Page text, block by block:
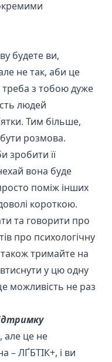
будете ви,
не так, аби це
треба з тобою дуже
людей
Тим більше,
розмова.
зробити її
вона буде
поміж інших
короткою.
та говорити про
про психологічну
також тримайте на
у цю одну
можливість не раз
але це не
– ЛҐБТІК+, і ви